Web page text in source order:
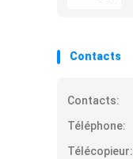
Contacts
Contacts:
Téléphone:
Télécopieur: